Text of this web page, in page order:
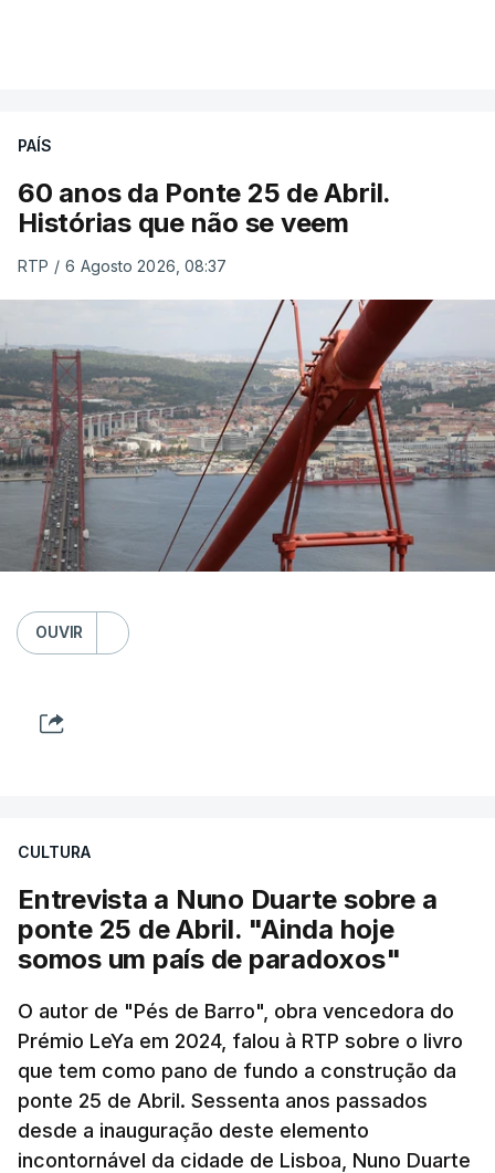
PAÍS
60 anos da Ponte 25 de Abril.
Histórias que não se veem
RTP / 6 Agosto 2026, 08:37
OUVIR
CULTURA
Entrevista a Nuno Duarte sobre a
ponte 25 de Abril. "Ainda hoje
somos um país de paradoxos"
O autor de "Pés de Barro", obra vencedora do
Prémio LeYa em 2024, falou à RTP sobre o livro
que tem como pano de fundo a construção da
ponte 25 de Abril. Sessenta anos passados
desde a inauguração deste elemento
incontornável da cidade de Lisboa, Nuno Duarte